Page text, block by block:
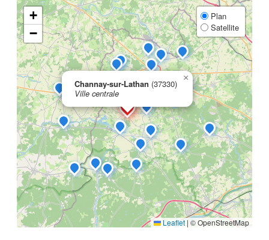
Channay-sur-Lathan (37330)
Ville centrale
×
+
−
Plan
Satellite
Leaflet | © OpenStreetMap